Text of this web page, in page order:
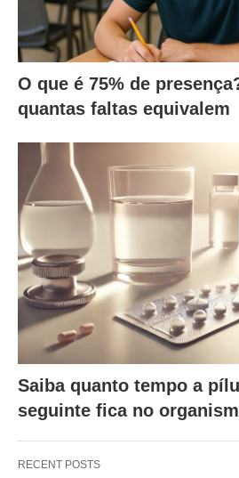
O que é 75% de
quantas faltas equivalem
Saiba quanto tempo a
seguinte fica no
RECENT POSTS